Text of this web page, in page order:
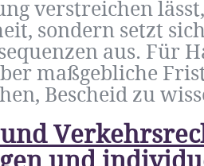
verstreichen
sondern setzt
aus. Für
maßgebliche
Bescheid zu